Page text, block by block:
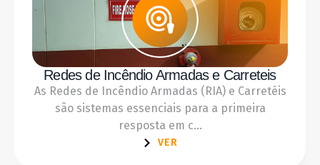
Redes de Incêndio Armadas e Carreteis
As Redes de Incêndio Armadas (RIA) e Carretéis
são sistemas essenciais para a primeira
resposta em c...
VER